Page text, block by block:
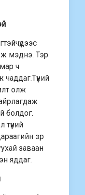
мэднэ. Тэр
ч
олж
болдог.
эр
заваан
яддаг.